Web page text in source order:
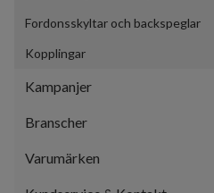
Fordonsskyltar och backspeglar
Kopplingar
Kampanjer
Branscher
Varumärken